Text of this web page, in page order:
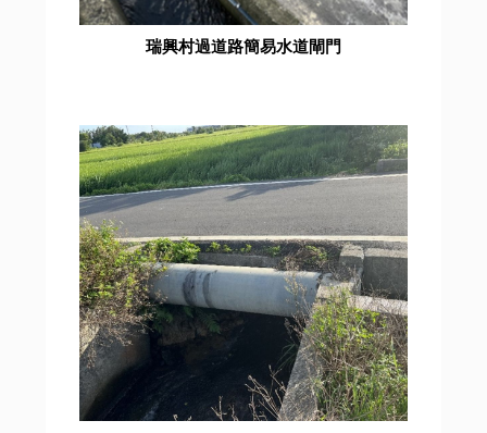
瑞興村過道路簡易水道閘門